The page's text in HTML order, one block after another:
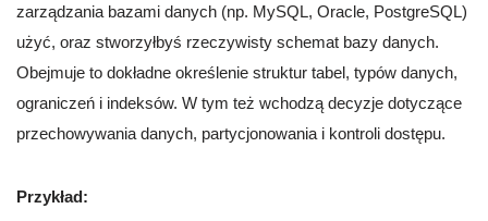
zarządzania bazami danych (np. MySQL, Oracle, PostgreSQL)
użyć, oraz stworzyłbyś rzeczywisty schemat bazy danych.
Obejmuje to dokładne określenie struktur tabel, typów danych,
ograniczeń i indeksów. W tym też wchodzą decyzje dotyczące
przechowywania danych, partycjonowania i kontroli dostępu.
Przykład: